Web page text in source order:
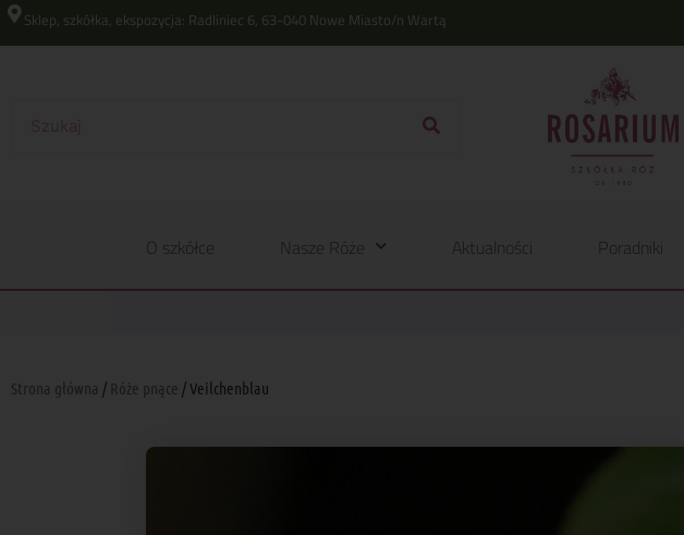
Sklep, szkółka, ekspozycja: Radliniec 6, 63-040 Nowe Miasto/n Wartą
O szkółce Nasze Róże Aktualności Poradniki
Strona główna / Róże pnące / Veilchenblau